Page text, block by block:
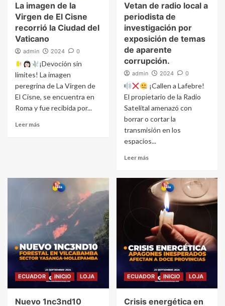
La imagen de la
Virgen de El Cisne
recorrió la Ciudad del
Vaticano
admin 2024 0
¡Devoción sin
límites! La imagen
peregrina de La Virgen de
El Cisne, se encuentra en
Roma y fue recibida por...
Leer más
Vetan de radio local a
periodista de
investigación por
exposición de temas
de aparente
corrupción.
admin 2024 0
¡Callen a Lafebre!
El propietario de la Radio
Satelital amenazó con
borrar o cortar la
transmisión en los
espacios...
Leer más
ECUADOR INICIO LOJA
Nuevo 1nc3nd10
ECUADOR INICIO LOJA
Crisis energética en